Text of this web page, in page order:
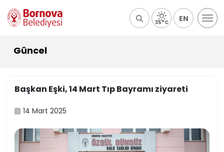
35°C EN
Güncel
Başkan Eşki, 14 Mart Tıp Bayramı ziyareti
14 Mart 2025